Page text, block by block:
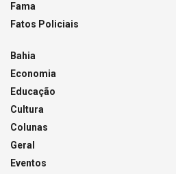
Fama
Fatos Policiais
Bahia
Economia
Educação
Cultura
Colunas
Geral
Eventos